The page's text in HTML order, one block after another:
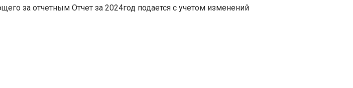
за отчетным Отчет за 2024год подается с учетом изменений